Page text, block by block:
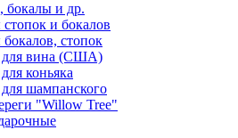
бокалы и др.
и бокалов
стопок
для вина (США)
коньяка
шампанского
"Willow Tree"